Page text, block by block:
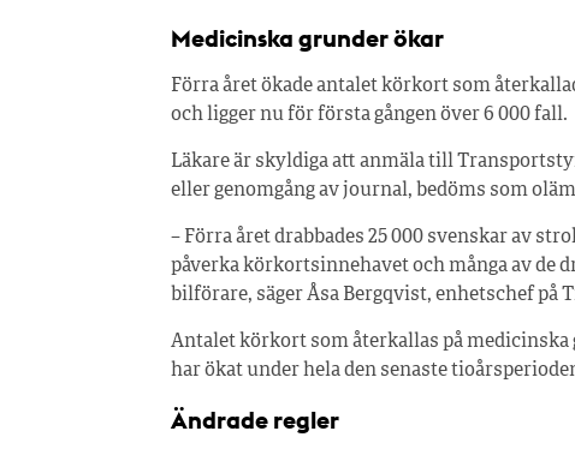
Medicinska grunder ökar
Förra året ökade antalet körkort som
och ligger nu för första gången över 6 000 fall.
Läkare är skyldiga att anmäla till
eller genomgång av journal, bedöms som
– Förra året drabbades 25 000 svenskar av
påverka körkortsinnehavet och många av de
bilförare, säger Åsa Bergqvist, enhetschef på
Antalet körkort som återkallas på
har ökat under hela den senaste
Ändrade regler